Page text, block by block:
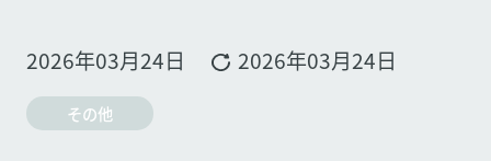
2026年03月24日 2026年03月24日
その他